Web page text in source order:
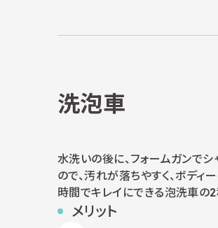
洗泡車
水洗いの後に、フォームガンで
ので、汚れが落ちやすく、ボデ
時間でキレイにできる泡洗車の2
メリット